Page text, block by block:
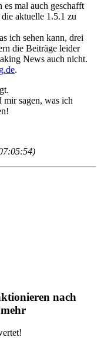
mal auch geschafft
aktuelle 1.5.1 zu
ich sehen kann, drei
die Beiträge leider
News auch nicht.
.
mir sagen, was ich
nach